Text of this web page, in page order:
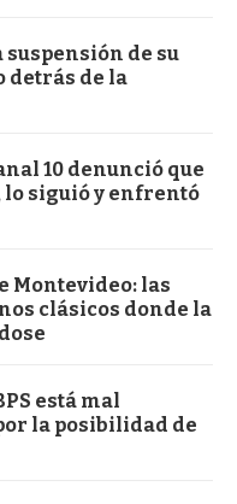
de su
detrás de la
10 denunció que
siguió y enfrentó
Montevideo: las
clásicos donde la
está mal
la posibilidad de